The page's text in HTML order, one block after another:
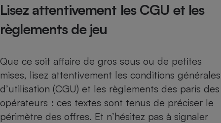
Lisez attentivement les CGU et les
règlements de jeu
Que ce soit affaire de gros sous ou de petites
mises, lisez attentivement les conditions générales
d’utilisation (CGU) et les règlements des paris des
opérateurs : ces textes sont tenus de préciser le
périmètre des offres. Et n’hésitez pas à signaler